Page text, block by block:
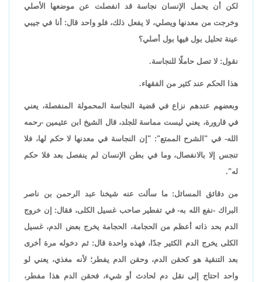
لكن أن يحمل الإنسان نجاسة قد انفصلت عن موضعها الأصلي
وخرجت من معدنها ويصلي، لا يفعل ذلك، فلو واحد قال: أنا في جيبي
عينة تحليل بول فيها بول أصلي؟
نقول: لا تصل حاملًا للنجاسة.
هذا الحكم عند كثير من الفقهاء.
وبعضهم عندهم نزاع في قضية النجاسة المحمولة المنفصلة، يعني
في قارورة، يعني ليست مماسة للجلد، قال الشيخ ابن عثيمين -رحمه
الله- في "الشرح الممتع": "إن النجاسة في معدنها لا حكم لها، فلا
تنجس إلا بالانفصال، وما في بطن الإنسان لم ينفصل بعد فلا حكم
له".
من دقائق المسائل: ما سألت عنه شيخنا عبد الرحمن بن ناصر
البراك -نفع الله به- في تفطير صاحب غسيل الكلى، فقال: إن خروج
الدم بحد ذاته أعظم من الحجامة، الحجامة يخرج بعض الدم، غسيل
الكلى يخرج الدم الكثير جدًا، فهذه واحدة قال: ثم دخوله مرة أخرى
بعد التنقية هو كحقن الدم، وحقن الدم يفطر؛ لأنه مغذي، يعني لو
واحد احتاج إلى نقل دم لحادث أو شيء، فحقن الدم هذا مفطر،